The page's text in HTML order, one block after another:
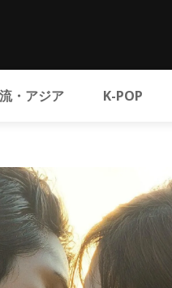
・アジア K-POP